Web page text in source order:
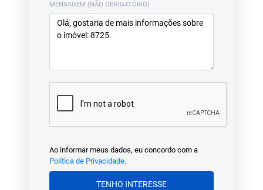
MENSAGEM (NÃO OBRIGATÓRIO)
Ao informar meus dados, eu concordo com a
Política de Privacidade.
TENHO INTERESSE